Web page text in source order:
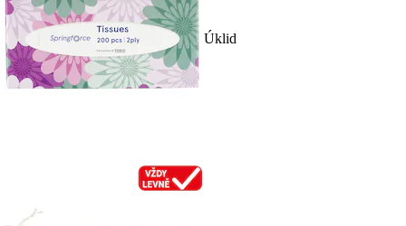
Úklid